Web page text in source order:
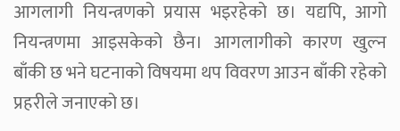
आगलागी नियन्त्रणको प्रयास भइरहेको छ। यद्यपि, आगो
नियन्त्रणमा आइसकेको छैन। आगलागीको कारण खुल्न
बाँकी छ भने घटनाको विषयमा थप विवरण आउन बाँकी रहेको
प्रहरीले जनाएको छ।